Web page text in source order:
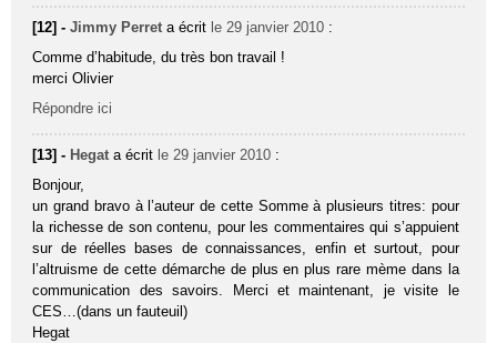
[12] -Jimmy Perret a écrit le 29 janvier 2010 :
Comme d’habitude, du très bon travail !
merci Olivier
Répondre ici
[13] - Hegat a écrit le 29 janvier 2010 :
Bonjour,
un grand bravo à l’auteur de cette Somme à plusieurs titres: pour
la richesse de son contenu, pour les commentaires qui s’appuient
sur de réelles bases de connaissances, enfin et surtout, pour
l’altruisme de cette démarche de plus en plus rare mème dans la
communication des savoirs. Merci et maintenant, je visite le
CES…(dans un fauteuil)
Hegat